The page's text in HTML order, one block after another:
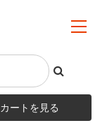
カートを見る